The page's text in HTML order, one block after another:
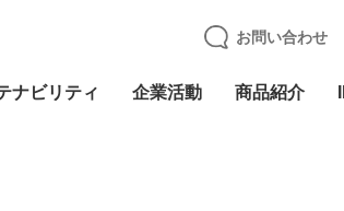
ナビリティ 企業活動 商品紹介
お問い合わせ